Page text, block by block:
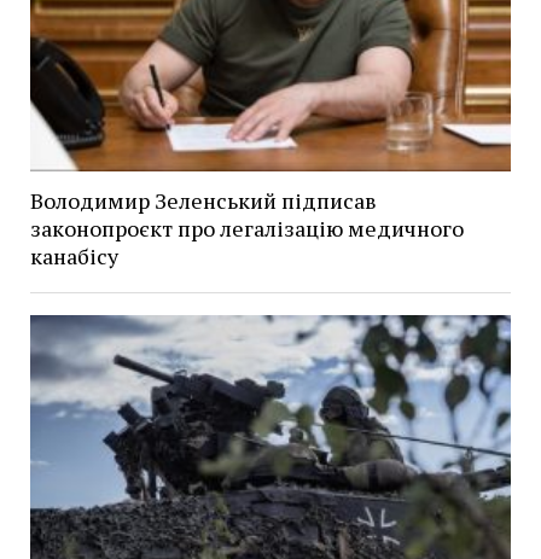
Володимир Зеленський підписав
законопроєкт про легалізацію медичного
канабісу